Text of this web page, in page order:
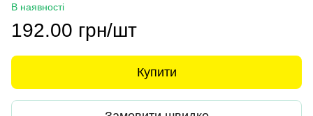
В наявності
192.00 грн/шт
Купити